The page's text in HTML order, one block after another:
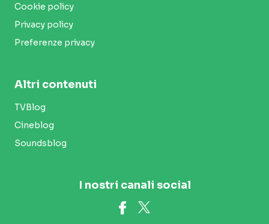
Cookie policy
Privacy policy
Preferenze privacy
Altri contenuti
TVBlog
Cineblog
Soundsblog
I nostri canali social